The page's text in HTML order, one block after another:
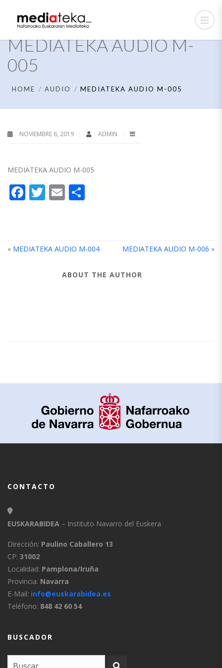
MEDIATEKA AUDIO M-
005
HOME AUDIO MEDIATEKA AUDIO M-005
NOVIEMBRE 6, 2019 ADMIN
MEDIATEKA AUDIO M-005
Facebook
Twitter
Email
« MEDIATEKA AUDIO M-004 MEDIATEKA AUDIO M-006 »
ABOUT THE AUTHOR
CONTACTO
EUSKARABIDEA – Instituto Navarro del Euskera
Dirección: Paulino Caballero 13
CP: 31002
Localidad: Pamplona/Iruña
Provincia: Navarra
E-Mail: info@euskarabidea.es
Teléfono: 848 42 60 54
BUSCADOR